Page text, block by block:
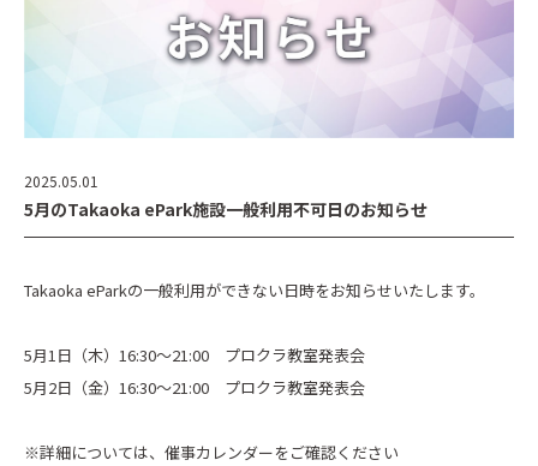
2025.05.01
5月のTakaoka ePark施設一般利用不可日のお知らせ
Takaoka eParkの一般利用ができない日時をお知らせいたします。
5月1日（木）16:30～21:00 プロクラ教室発表会
5月2日（金）16:30～21:00 プロクラ教室発表会
※詳細については、催事カレンダーをご確認ください